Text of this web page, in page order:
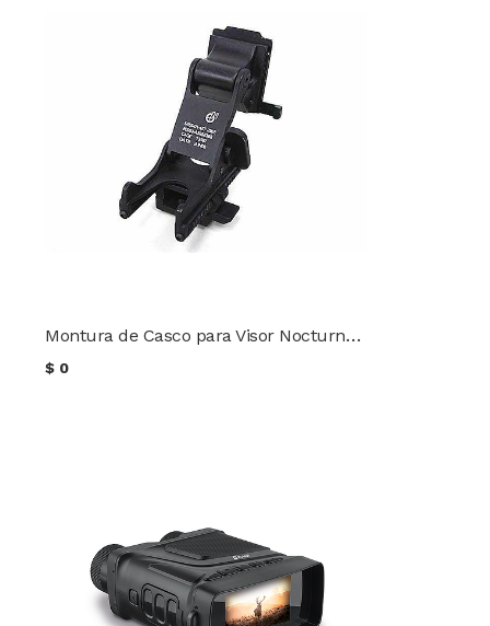
Montura de Casco para Visor Nocturno marca G Rhino
$ 0